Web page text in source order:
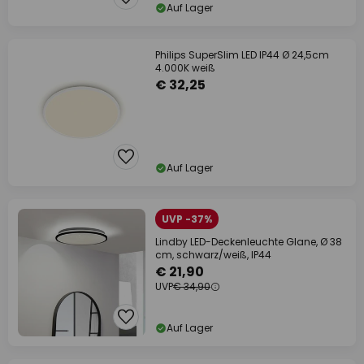
Auf Lager
Philips SuperSlim LED IP44 Ø 24,5cm
4.000K weiß
€ 32,25
Auf Lager
UVP -37%
Lindby LED-Deckenleuchte Glane, Ø 38
cm, schwarz/weiß, IP44
€ 21,90
UVP€ 34,90
Auf Lager